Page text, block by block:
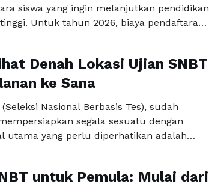
siswa yang ingin melanjutkan pendidikan
Untuk tahun 2026, biaya pendaftaran
satu hal yang perlu dicermati oleh
biaya ini belum diumumkan secara resmi,
biasanya dapat diperkirakan
sebelumnya. Sebagai …
Denah Lokasi Ujian SNBT
ke Sana
Nasional Berbasis Tes), sudah
segala sesuatu dengan
utama yang perlu diperhatikan adalah
akan dihadapi. Lokasi ini dapat bervariasi
dan Kartu Peserta Ujian yang didapat.
untuk mengetahui denah lokasi UTBK
…
untuk Pemula: Mulai dari